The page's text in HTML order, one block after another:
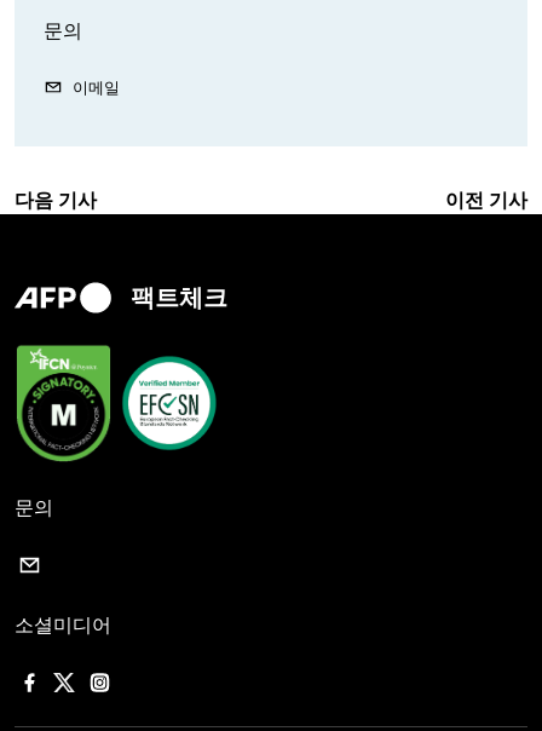
문의
이메일
다음 기사 이전 기사
팩트체크
문의
소셜미디어